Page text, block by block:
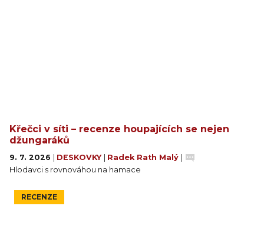
Křečci v síti – recenze houpajících se nejen
džungaráků
9. 7. 2026 | DESKOVKY | Radek Rath Malý |
Hlodavci s rovnováhou na hamace
RECENZE